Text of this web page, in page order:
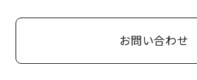
お問い合わせ